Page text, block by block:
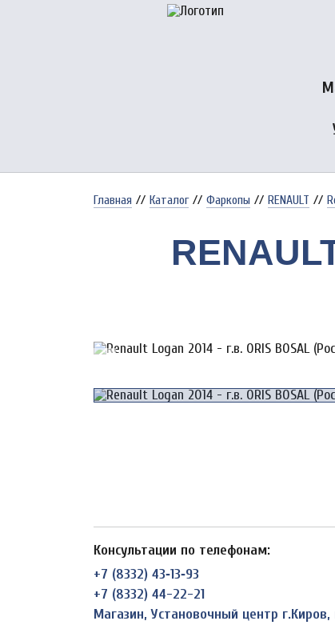
Главная // Каталог // Фаркопы // RENAULT //
Консультации по телефонам:
+7 (8332) 43‑13‑93
+7 (8332) 44-22-21
Магазин, Установочный центр